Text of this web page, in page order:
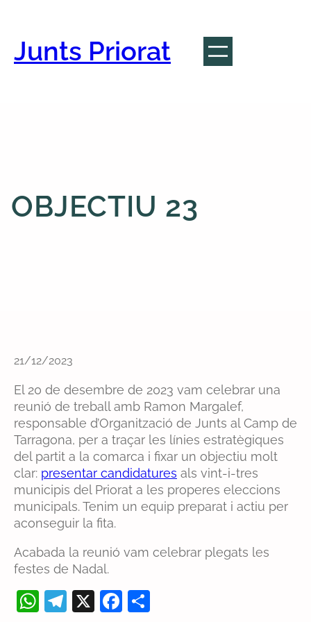
contingut
Junts Priorat
OBJECTIU 23
21/12/2023
El 20 de desembre de 2023 vam celebrar una
reunió de treball amb Ramon Margalef,
responsable d’Organització de Junts al Camp de
Tarragona, per a traçar les línies estratègiques
del partit a la comarca i fixar un objectiu molt
clar: presentar candidatures als vint-i-tres
municipis del Priorat a les properes eleccions
municipals. Tenim un equip preparat i actiu per
aconseguir la fita.
Acabada la reunió vam celebrar plegats les
festes de Nadal.
W T
X
F